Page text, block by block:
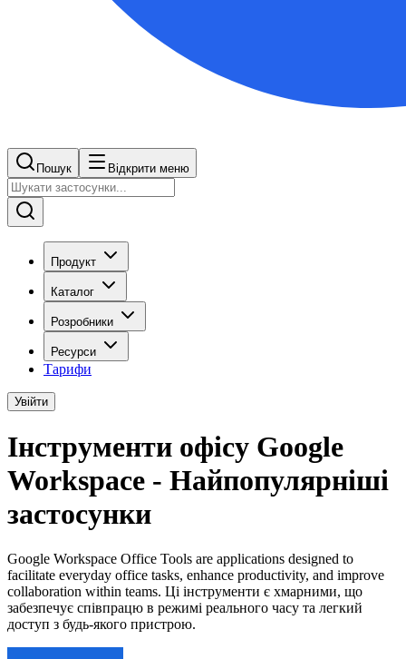
Пошук Відкрити меню
Продукт
Каталог
Розробники
Ресурси
Тарифи
Увійти
Інструменти офісу Google
Workspace - Найпопулярніші
застосунки
Google Workspace Office Tools are applications designed to
facilitate everyday office tasks, enhance productivity, and improve
collaboration within teams. Ці інструменти є хмарними, що
забезпечує співпрацю в режимі реального часу та легкий
доступ з будь-якого пристрою.